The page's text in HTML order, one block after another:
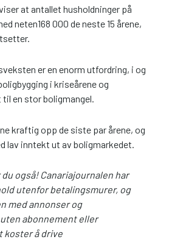
at antallet husholdninger på
neten168 000 de neste 15 årene,
er en enorm utfordring, i og
i kriseårene og
en stor boligmangel.
kraftig opp de siste par årene, og
lav inntekt ut av boligmarkedet.
også! Canariajournalen har
utenfor betalingsmurer, og
med annonser og
abonnement eller
koster å drive